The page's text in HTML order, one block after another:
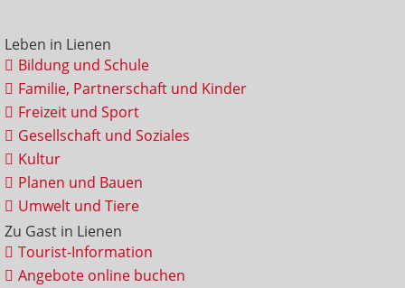
Leben in Lienen
Bildung und Schule
Familie, Partnerschaft und Kinder
Freizeit und Sport
Gesellschaft und Soziales
Kultur
Planen und Bauen
Umwelt und Tiere
Zu Gast in Lienen
Tourist-Information
Angebote online buchen